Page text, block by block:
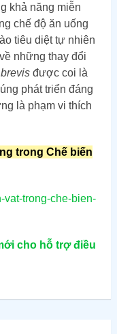
khả năng miễn
chế độ ăn uống
tiêu diệt tự nhiên
những thay đổi
được coi là
phát triển đáng
là phạm vi thích
trong Chế biến
vat-trong-che-bien-
cho hỗ trợ điều